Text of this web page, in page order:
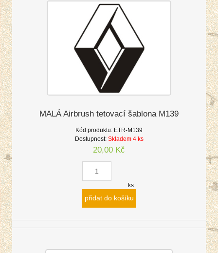
MALÁ Airbrush tetovací šablona M139
Kód produktu: ETR-M139
Dostupnost: Skladem 4 ks
20,00 Kč
ks
přidat do košíku